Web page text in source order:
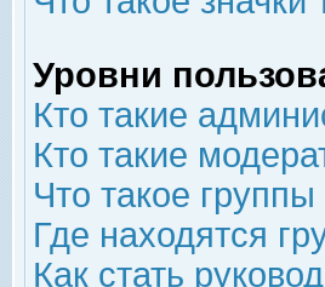
Уровни
Кто такие
Кто такие
Что такое
Где находятся
Как стать